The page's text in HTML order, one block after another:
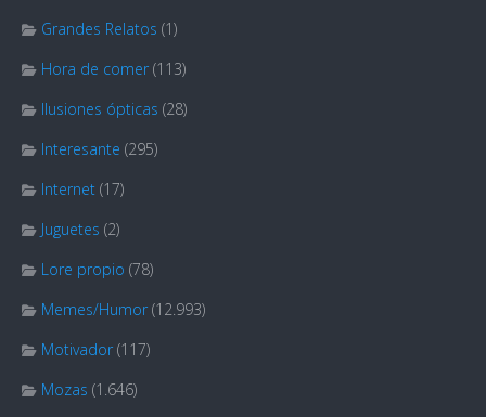
Grandes Relatos (1)
Hora de comer (113)
Ilusiones ópticas (28)
Interesante (295)
Internet (17)
Juguetes (2)
Lore propio (78)
Memes/Humor (12.993)
Motivador (117)
Mozas (1.646)